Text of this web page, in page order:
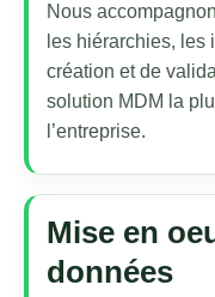
Nous
les hiérarchies, les
création et de
solution MDM la
l’entreprise.
Mise en
données